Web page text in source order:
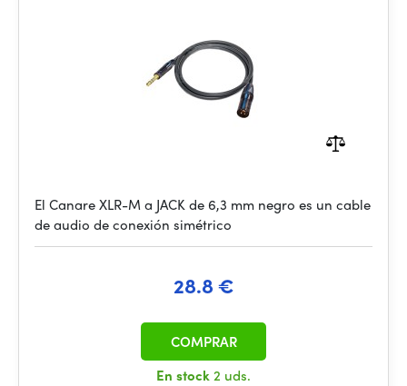
El Canare XLR-M a JACK de 6,3 mm negro es un cable
de audio de conexión simétrico
28.8 €
En stock2 uds.
COMPRAR